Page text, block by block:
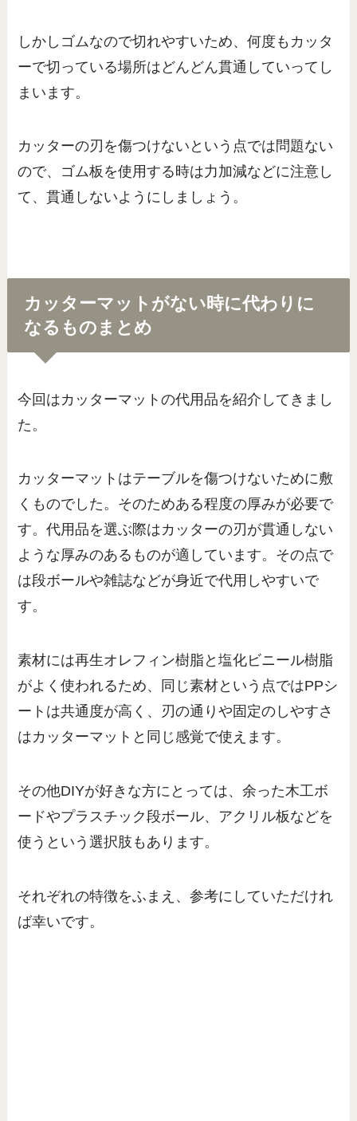
しかしゴムなので切れやすいため、何度もカッタ
ーで切っている場所はどんどん貫通していってし
まいます。
カッターの刃を傷つけないという点では問題ない
ので、ゴム板を使用する時は力加減などに注意し
て、貫通しないようにしましょう。
カッターマットがない時に代わりに
なるものまとめ
今回はカッターマットの代用品を紹介してきまし
た。
カッターマットはテーブルを傷つけないために敷
くものでした。そのためある程度の厚みが必要で
す。代用品を選ぶ際はカッターの刃が貫通しない
ような厚みのあるものが適しています。その点で
は段ボールや雑誌などが身近で代用しやすいで
す。
素材には再生オレフィン樹脂と塩化ビニール樹脂
がよく使われるため、同じ素材という点ではPPシ
ートは共通度が高く、刃の通りや固定のしやすさ
はカッターマットと同じ感覚で使えます。
その他DIYが好きな方にとっては、余った木工ボ
ードやプラスチック段ボール、アクリル板などを
使うという選択肢もあります。
それぞれの特徴をふまえ、参考にしていただけれ
ば幸いです。